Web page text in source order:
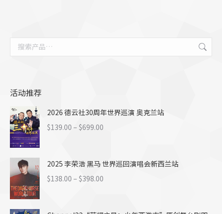
活动推荐
2026 德云社30周年世界巡演 奥克兰站
$139.00 – $699.00
围：
2025 李荣浩 黑马 世界巡回演唱会新西兰站
$138.00 – $398.00